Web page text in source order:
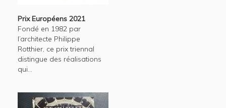
Prix Européens 2021
Fondé en 1982 par
l’architecte Philippe
Rotthier, ce prix triennal
distingue des réalisations
qui...